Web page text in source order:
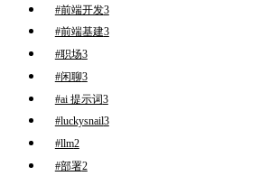
#前端开发3
#前端基建3
#职场3
#闲聊3
#ai 提示词3
#luckysnail3
#llm2
#部署2